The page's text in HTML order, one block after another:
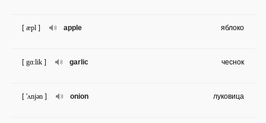
apple
[ æpl ] яблоко
garlic
[ gɑ:lik ] чеснок
onion
[ 'ʌnjən ] луковица